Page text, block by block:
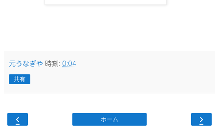
元うなぎや 時刻: 0:04
共有
‹ ›
ホーム